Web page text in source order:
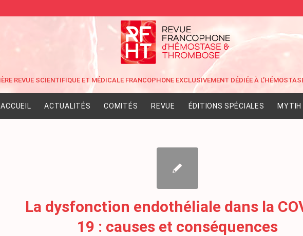
ACCUEIL ACTUALITÉS COMITÉS REVUE ÉDITIONS SPÉCIALES MYTIH
La dysfonction endothéliale dans la
19 : causes et conséquences